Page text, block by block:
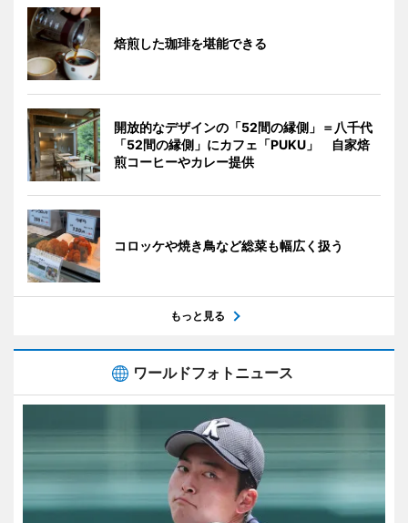
焙煎した珈琲を堪能できる
開放的なデザインの「52間の縁側」＝八千代
「52間の縁側」にカフェ「PUKU」 自家焙
煎コーヒーやカレー提供
コロッケや焼き鳥など総菜も幅広く扱う
もっと見る
ワールドフォトニュース